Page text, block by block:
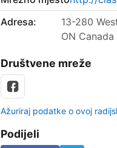
Adresa:
13-280
ON Canada
Društvene mreže
Ažuriraj podatke o ovoj
Podijeli